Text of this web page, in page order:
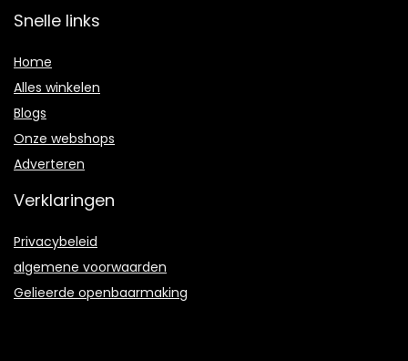
Snelle links
Home
Alles winkelen
Blogs
Onze webshops
Adverteren
Verklaringen
Privacybeleid
algemene voorwaarden
Gelieerde openbaarmaking